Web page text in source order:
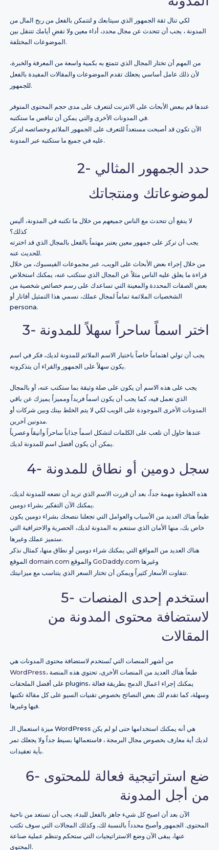
لكي تنال ثقة الجمهور الذي سيتابعك و لتتمكن بالفعل من ربح المال من
المدونة ، يجب أن تتحدث عن مجال محدد، أداء معين ولا تقضِ أيامك تتنقل بين
الموضوعات المختلفة.
من المهم أن تختار المجال الذي تتمتع به بكمية واسعة من المعرفة والخبرة،
لأن ذلك عامل أساسي يجعلك تقدم الموضوعات والمقالات المفيدة بالفعل
للجمهور.
عندها قم ببعض الأبحاث على الانترنت لتتعرف على مدى حجم المحتوى المتوفر
في المدونات الأخرى والتي يمكن أن تنافس ما ستكتبه.
الآن تكون قد أصبحت مستعداً للتعرف على الجمهور الملائم وخصائصه لتركز
عليه في جميع ما ستكتبه عبر المدونة.
2- حدد الجمهور المثالي
لموضوعاتك ومنتجاتك
لا ينفع أن تتحدث مع الناس جميعهم من خلال ما تكتبه في المدونة، أليس
كذلك؟
يجب أن تركز على جمهور معين يعتبر مهتماً بالفعل بالمجال الذي قد اخترته
للحديث عنه.
من خلال إجراء بعض الأبحاث على الويب، عبر مجموعات الفيسبوك، من خلال
قراءة ما يعلق عليه الناس مثلاً عن المجال الذي ستكتب عنه، يمكنك استخلاص
بعض الصفات المحددة والمعينة التي تساعدك على رسم خصائص شخصية من
الشخصيات الملائمة تماماً لمجال عملك، نسمي هذا التمثيل أفاتار أو
persona.
3- اختر اسماً ساحراً سهلاً للمدونة
يجب أن تولي اهتماماً خاصاً باختيار الاسم الملائم للمدونة لديك، فكر في اسم
يكون سهلاً على الجمهور والقراء أن يتذكرونه.
يجب على هذه الاسم أن يكون على صلة وثيقة بما ستكتب عنه، أو بالمجال
الذي تعمل فيه، كما يجب أن يكون اسماً فريداً ومميزاً يميزك عن باقي
المدونات الأخرى الموجودة على الويب لكي لا يتم الخلط بينك وبين شركات أو
مدونين آخرين.
عندها حاول أن تلعب على الكلمات لتشكل اسماً جذاباً ساحراً وأنيقاً وعصرياً
يمكن أن يكون أفضل اسم للمدونة لديك.
4- سجل دومين أو نطاق للمدونة
هذه الخطوة مهمة جداً، بعد أن قررت الاسم الذي تريد أن تضعه للمدونة لديك،
يمكنك الآن التفكير بشراء دومين.
طبعاً هناك العديد من الأسباب والعوامل التي تجعلنا ننصحك بشراء دومين يكون
خاص بك، منها الأمان الذي ستنعم به المدونة لديك، الحصرية والاحترافية التي
ستميز عملك وغيرها.
هناك العديد من المواقع التي يمكنك شراء دومين أو نطاق منها، كمثال نذكر
domain.com GoDaddy.com وغيرها
تتفاوت الأسعار كثيراً ويمكن أن تختار السعر الذي يتناسب مع ميزانيتك.
5- استخدم إحدى المنصات
لاستضافة محتوى المدونة من
المقالات
من أشهر المنصات التي تُستخدم لاستضافة محتوى المدونات هي
WordPress، طبعاً هناك العديد من المنصات الأخرى، تحتوي هذه المنصة
على أفضل الملحقات plugins، يمكنك إجراء اعمال الدمج بطريقة فعالة
وسهلة، كما تقدم لك بعض النصائح بخصوص تقنيات السيو على كل مقالة تكتبها
فيها وغيرها.
ميزة استعمال الـ WordPress هي أنه يمكنك استخدامها حتى لو لم يكن
لديك أية معارف بخصوص مجال البرمجة ، فاستعمالها بسيط جداً ولا يجعلك تمر
بأية تعقيدات.
6- ضع استراتيجية فعالة للمحتوى
من أجل المدونة
الآن بعد أن اصبح كل شيء جاهز بالفعل للبدء، يجب أن تستعد من ناحية
المحتوى. الجمهور وأصبح محدداً بالنسبة لك، وكذلك المجالات التي سوف تكتب
عنها، يبقى الآن وضع الاستراتيجيات التي ستحكم وتنظم عملية صناعة
المحتوى.